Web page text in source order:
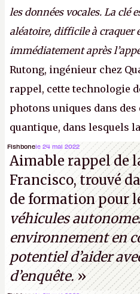
les données vocales. La clé
aléatoire, difficile à craquer
immédiatement après
Rutong, ingénieur chez
rappel, cette technologie
photons uniques dans
quantique, dans lesquels
garantir une sécurité
parties distantes. Vous ne
normal, ça fait toujours ça
(Crédit photo : China
Fishbonele 24 mai 2022
Aimable rappel de
Francisco, trouvé
de formation pour
véhicules
environnement en
potentiel d’aider
d’enquête.»